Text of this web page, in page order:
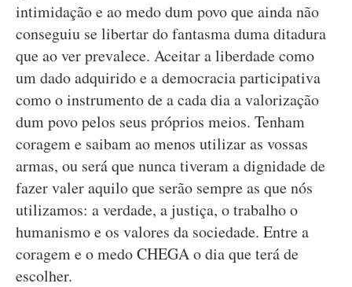
intimidação e ao medo dum povo que ainda não
conseguiu se libertar do fantasma duma ditadura
que ao ver prevalece. Aceitar a liberdade como
um dado adquirido e a democracia participativa
como o instrumento de a cada dia a valorização
dum povo pelos seus próprios meios. Tenham
coragem e saibam ao menos utilizar as vossas
armas, ou será que nunca tiveram a dignidade de
fazer valer aquilo que serão sempre as que nós
utilizamos: a verdade, a justiça, o trabalho o
humanismo e os valores da sociedade. Entre a
coragem e o medo CHEGA o dia que terá de
escolher.